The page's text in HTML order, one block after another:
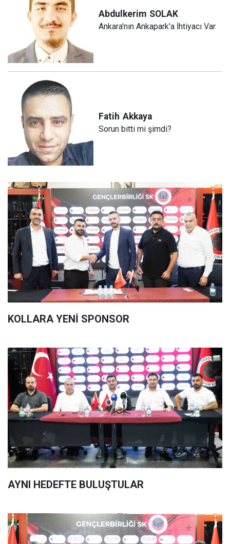
Abdulkerim SOLAK
Ankara'nın Ankapark'a İhtiyacı Var
Fatih Akkaya
Sorun bitti mi şimdi?
KOLLARA YENİ SPONSOR
AYNI HEDEFTE BULUŞTULAR